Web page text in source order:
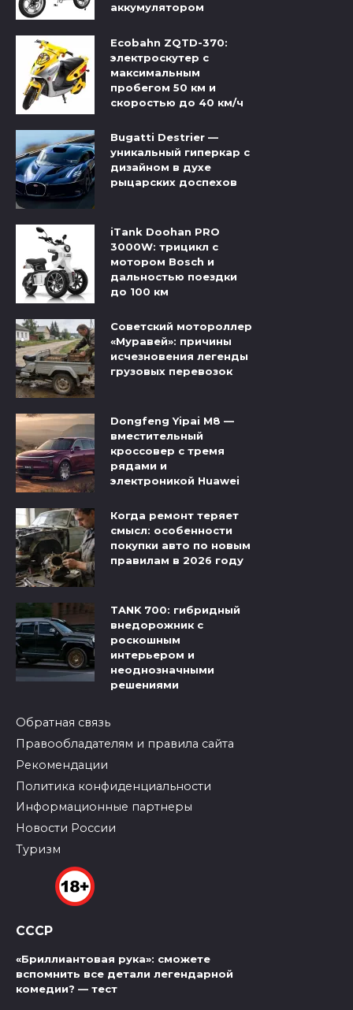
аккумулятором
Ecobahn ZQTD-370:
электроскутер с
максимальным
пробегом 50 км и
скоростью до 40 км/ч
Bugatti Destrier —
уникальный гиперкар с
дизайном в духе
рыцарских доспехов
iTank Doohan PRO
3000W: трицикл с
мотором Bosch и
дальностью поездки
до 100 км
Советский мотороллер
«Муравей»: причины
исчезновения легенды
грузовых перевозок
Dongfeng Yipai M8 —
вместительный
кроссовер с тремя
рядами и
электроникой Huawei
Когда ремонт теряет
смысл: особенности
покупки авто по новым
правилам в 2026 году
TANK 700: гибридный
внедорожник с
роскошным
интерьером и
неоднозначными
решениями
Обратная связь
Правообладателям и правила сайта
Рекомендации
Политика конфиденциальности
Информационные партнеры
Новости России
Туризм
СССР
«Бриллиантовая рука»: сможете
вспомнить все детали легендарной
комедии? — тест